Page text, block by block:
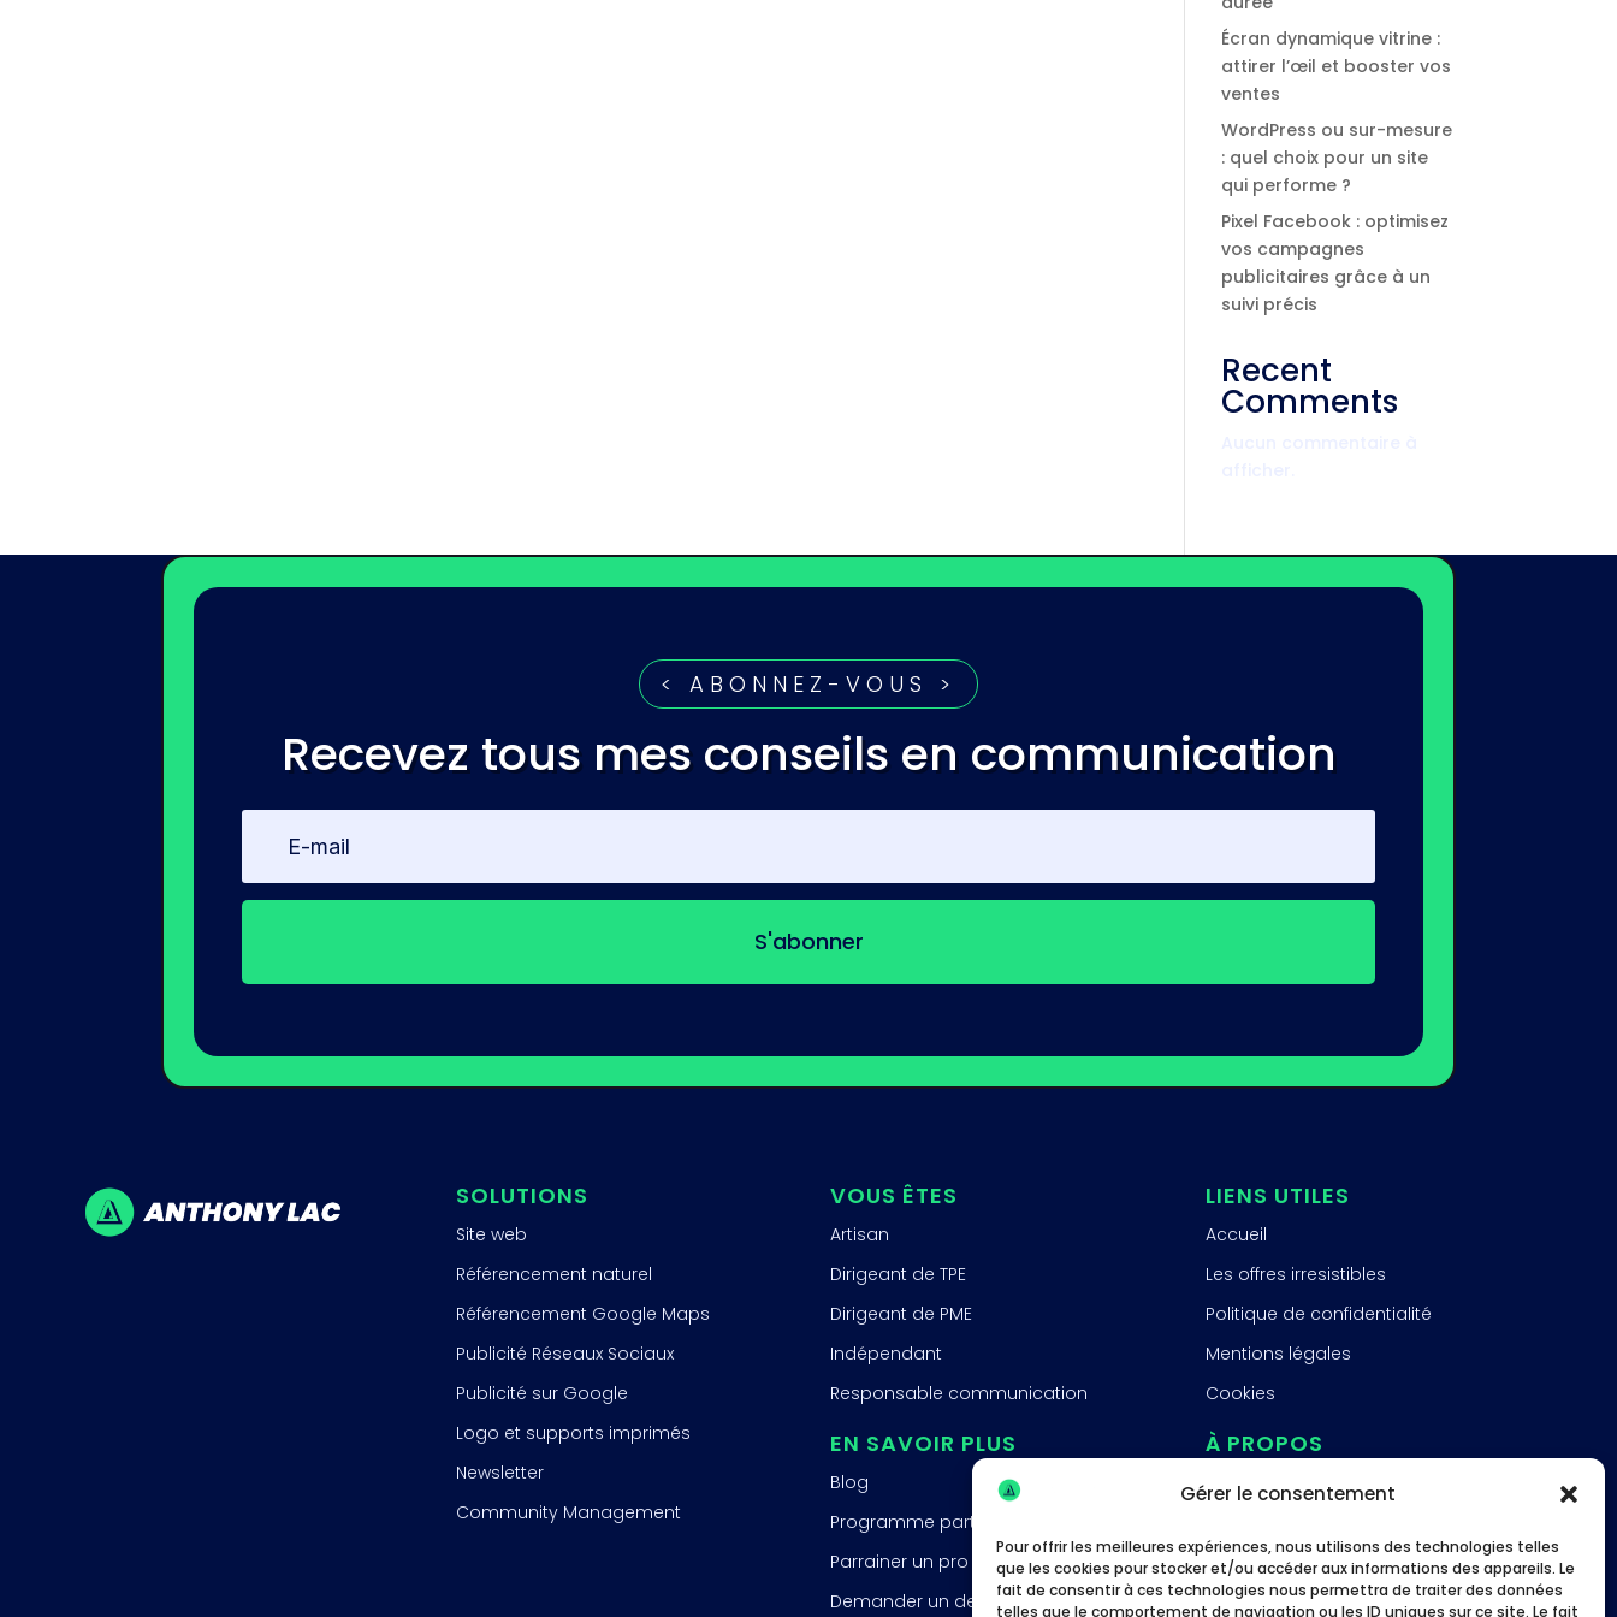
Gérer le consentement
Pour offrir les meilleures expériences, nous utilisons des technologies telles
que les cookies pour stocker et/ou accéder aux informations des appareils. Le
fait de consentir à ces technologies nous permettra de traiter des données
telles que le comportement de navigation ou les ID uniques sur ce site. Le fait
Écran dynamique vitrine :
attirer l’œil et booster vos
ventes
WordPress ou sur-mesure
: quel choix pour un site
qui performe ?
Pixel Facebook : optimisez
vos campagnes
publicitaires grâce à un
suivi précis
Recent
Comments
< ABONNEZ-VOUS >
Recevez tous mes conseils en communication
S'abonner
SOLUTIONS
Site web
Référencement naturel
Référencement Google Maps
Publicité Réseaux Sociaux
Publicité sur Google
Logo et supports imprimés
Newsletter
Community Management
VOUS ÊTES
Artisan
Dirigeant de TPE
Dirigeant de PME
Indépendant
Responsable communication
EN SAVOIR PLUS
Blog
Programme partenaire
Parrainer un pro
Demander un devis
LIENS UTILES
Accueil
Les offres irresistibles
Politique de confidentialité
Mentions légales
Cookies
À PROPOS
FAQ
Études de cas